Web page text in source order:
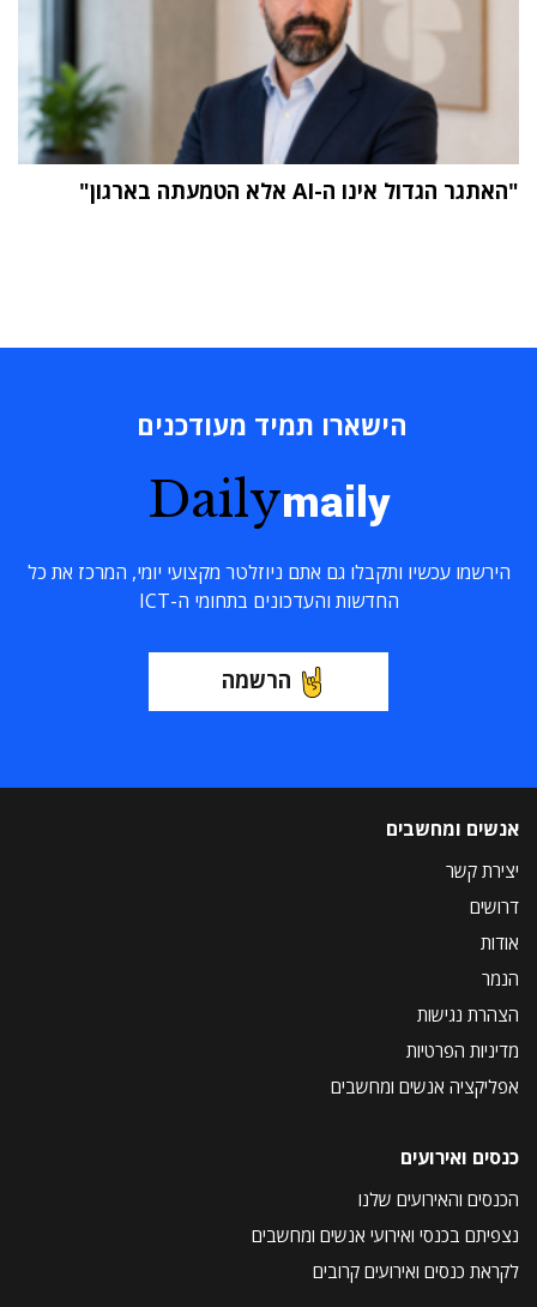
"האתגר הגדול אינו ה-AI אלא הטמעתה בארגון"
הישארו תמיד מעודכנים
Dailymaily
הירשמו עכשיו ותקבלו גם אתם ניוזלטר מקצועי יומי, המרכז את כל
החדשות והעדכונים בתחומי ה-ICT
הרשמה
אנשים ומחשבים
יצירת קשר
דרושים
אודות
הנמר
הצהרת נגישות
מדיניות הפרטיות
אפליקציה אנשים ומחשבים
כנסים ואירועים
הכנסים והאירועים שלנו
נצפיתם בכנסי ואירועי אנשים ומחשבים
לקראת כנסים ואירועים קרובים